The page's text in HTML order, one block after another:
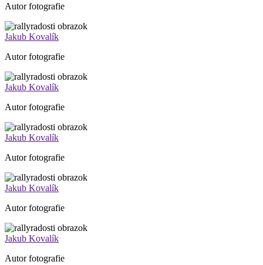
Autor fotografie
Jakub Kovalík
Autor fotografie
Jakub Kovalík
Autor fotografie
Jakub Kovalík
Autor fotografie
Jakub Kovalík
Autor fotografie
Jakub Kovalík
Autor fotografie